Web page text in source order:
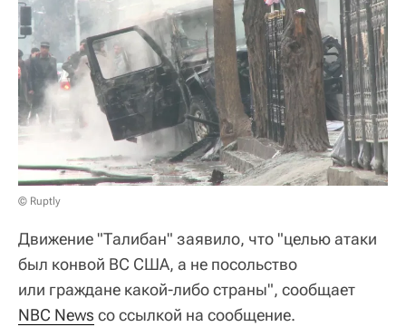
© Ruptly
Движение "Талибан" заявило, что "целью атаки
был конвой ВС США, а не посольство
или граждане какой-либо страны", сообщает
NBC News со ссылкой на сообщение.